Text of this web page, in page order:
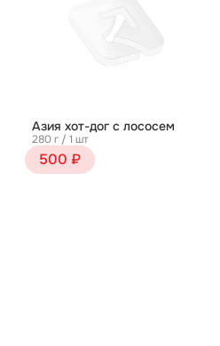
Азия хот-дог с лососем
280 г / 1 шт
500 ₽